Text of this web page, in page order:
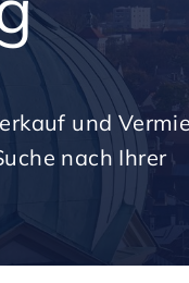
und
nach Ihrer